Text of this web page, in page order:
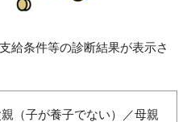
給条件等の診断結果が表示さ
（子が養子でない）／母親